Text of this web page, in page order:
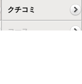
クチコミ
コース